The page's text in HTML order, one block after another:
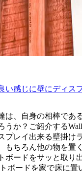
い感じに壁にディス
は、自身の相棒であ
うか？ご紹介する
プレイ出来る壁掛け
もちろん他の物を置
ボードをサッと取り
ボードを家で床に置